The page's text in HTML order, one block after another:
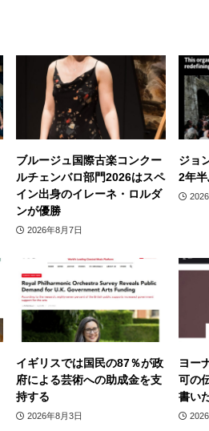
ブルージュ国際古楽コンクー
ルチェンバロ部門2026はスペ
イン出身のイレーネ・ロルダ
ンが優勝
2026年8月7日
ジョ
2年
イギリスでは国民の87％が政
府による芸術への助成金を支
持する
2026年8月3日
ヨー
可の
書い